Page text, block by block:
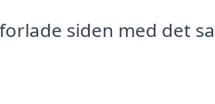
siden med det